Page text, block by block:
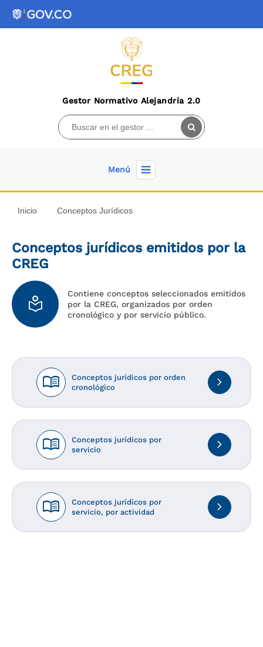
Gestor Normativo Alejandría 2.0
Menú
Inicio Conceptos Jurídicos
local_library
Conceptos jurídicos emitidos por la
CREG
Contiene conceptos seleccionados emitidos
por la CREG, organizados por orden
cronológico y por servicio público.
menu_book
Conceptos jurídicos por orden
cronológico
navigate_next
menu_book
Conceptos jurídicos por
servicio
navigate_next
menu_book
Conceptos jurídicos por
servicio, por actividad
navigate_next